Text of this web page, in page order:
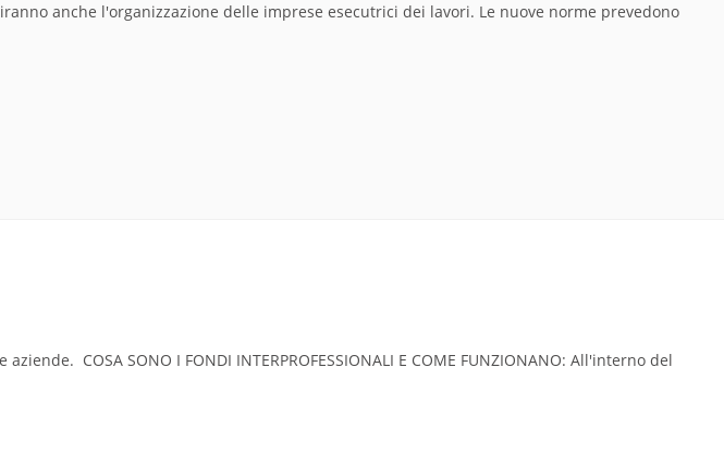
anche l'organizzazione delle imprese esecutrici dei lavori. Le nuove norme prevedono
COSA SONO I FONDI INTERPROFESSIONALI E COME FUNZIONANO: All'interno del